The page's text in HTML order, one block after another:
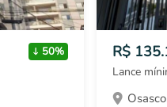
50% R$
Lance